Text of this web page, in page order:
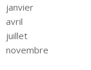
janvier
avril
juillet
novembre